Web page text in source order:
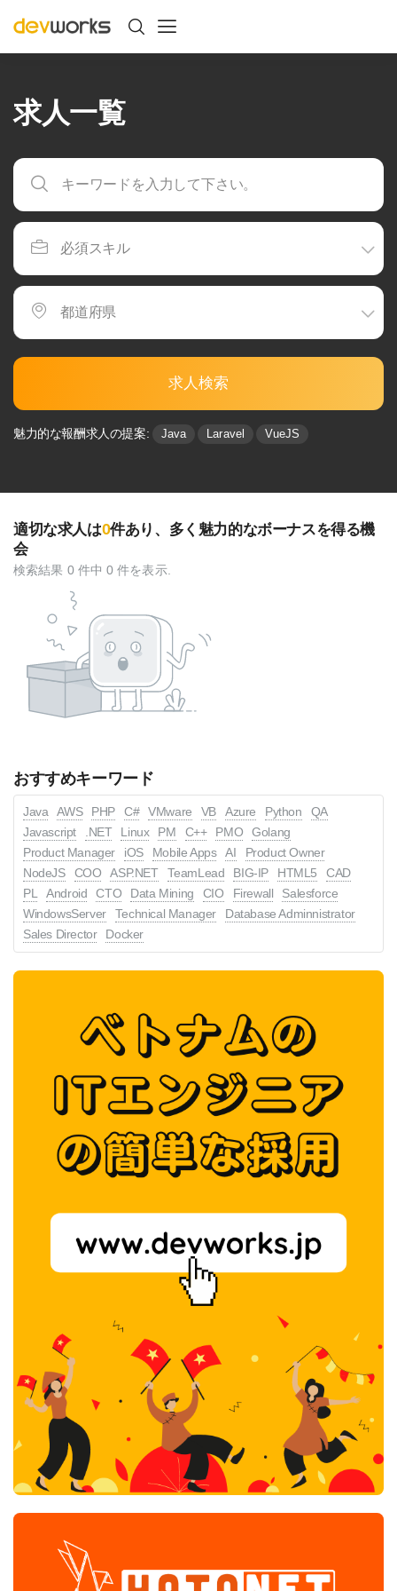
求人一覧
求人検索
魅力的な報酬求人の提案: Java Laravel VueJS
適切な求人は0件あり、多く魅⼒的なボーナスを得る機
会
検索結果 0 件中 0 件を表示.
おすすめキーワード
Java AWS PHP C# VMware VB Azure Python
QA
Javascript
.NET Linux PM C++ PMO
Golang
Product Manager
iOS Mobile Apps AI
Product Owner
NodeJS
COO ASP.NET TeamLead BIG-IP HTML5
CAD
PL
Android CTO Data Mining CIO Firewall
Salesforce
WindowsServer
Technical Manager
Database Adminnistrator
Sales Director
Docker